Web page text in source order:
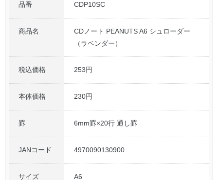
品番 CDP10SC
商品名
CDノート PEANUTS A6 シュローダー
（ラベンダー）
税込価格 253円
本体価格 230円
罫 6mm罫×20行 通し罫
JANコード 4970090130900
サイズ A6